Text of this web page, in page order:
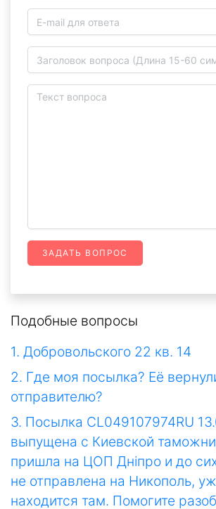
ЗАДАТЬ ВОПРОС
Подобные вопросы
1. Добровольского 22 кв. 14
2. Где моя посылка? Её
отправителю?
3. Посылка CL049107974RU
выпущена с Киевской
пришла на ЦОП Днiпро и до
не отправлена на Никополь,
находится там. Помогите